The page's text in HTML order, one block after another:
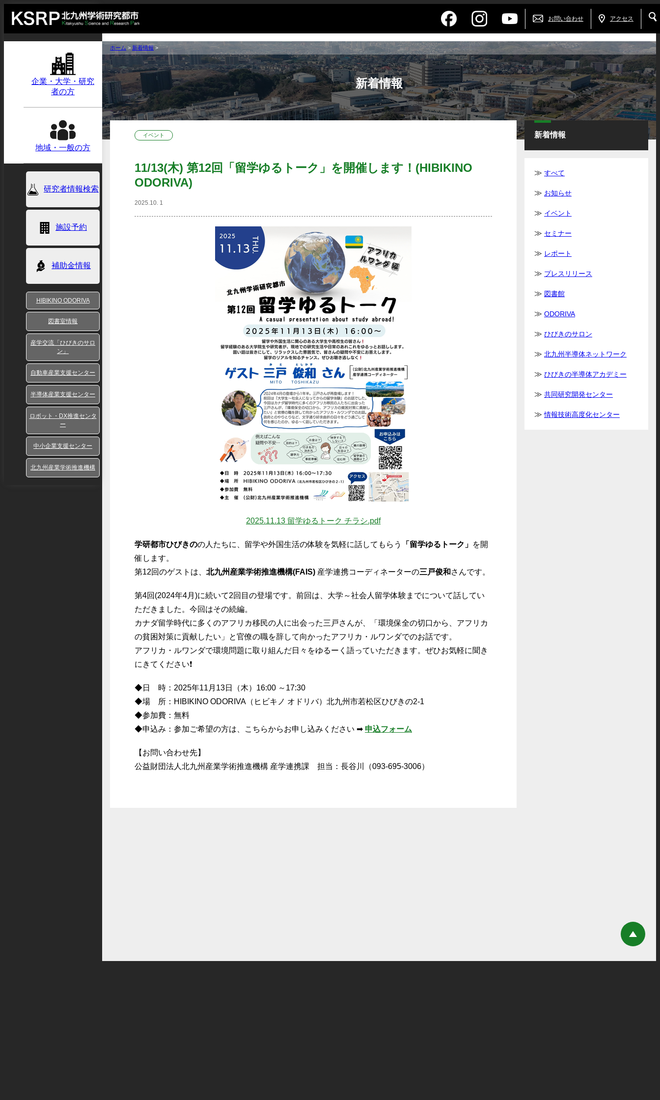
お問い合わせ アクセス
企業・大学・研究
者の方
地域・一般の方
研究者情報検索
施設予約
補助金情報
HIBIKINO ODORIVA
図書室情報
産学交流「ひびきのサロ
ン」
自動車産業支援センター
半導体産業支援センター
ロボット・DX推進センタ
ー
中小企業支援センター
北九州産業学術推進機構
ホーム > 新着情報 >
新着情報
イベント
11/13(木) 第12回「留学ゆるトーク」を開催します！(HIBIKINO
ODORIVA)
2025.10. 1
2025.11.13 留学ゆるトーク チラシ.pdf
学研都市ひびきのの人たちに、留学や外国生活の体験を気軽に話してもらう 「留学ゆるトーク」 を開
催します。
第12回のゲストは、 北九州産業学術推進機構(FAIS) 産学連携コーディネーターの三戸俊和 さんです。
第4回(2024年4月)に続いて2回目の登場です。前回は、大学～社会人留学体験までについて話してい
ただきました。今回はその続編。
カナダ留学時代に多くのアフリカ移民の人に出会った三戸さんが、「環境保全の切口から、アフリカ
の貧困対策に貢献したい」と官僚の職を辞して向かったアフリカ・ルワンダでのお話です。
アフリカ・ルワンダで環境問題に取り組んだ日々をゆるーく語っていただきます。ぜひお気軽に聞き
にきてください❗️
◆日 時：2025年11月13日（木）16:00 ～17:30
◆場 所：HIBIKINO ODORIVA（ヒビキノ オドリバ）北九州市若松区ひびきの2-1
◆参加費：無料
◆申込み：参加ご希望の方は、こちらからお申し込みください ➡ 申込フォーム
【お問い合わせ先】
公益財団法人北九州産業学術推進機構 産学連携課 担当：長谷川（093-695-3006）
新着情報
すべて
お知らせ
イベント
セミナー
レポート
プレスリリース
図書館
ODORIVA
ひびきのサロン
北九州半導体ネットワーク
ひびきの半導体アカデミー
共同研究開発センター
情報技術高度化センター